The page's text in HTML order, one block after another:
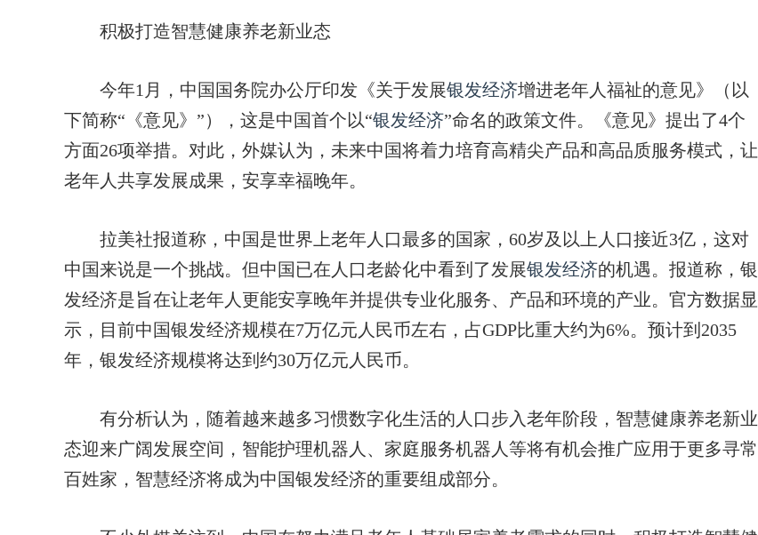
积极打造智慧健康养老新业态
今年1月，中国国务院办公厅印发《关于发展银发经济增进老年人福祉的意见》（以
下简称“《意见》”），这是中国首个以“银发经济”命名的政策文件。《意见》提出了4个
方面26项举措。对此，外媒认为，未来中国将着力培育高精尖产品和高品质服务模式，让
老年人共享发展成果，安享幸福晚年。
拉美社报道称，中国是世界上老年人口最多的国家，60岁及以上人口接近3亿，这对
中国来说是一个挑战。但中国已在人口老龄化中看到了发展银发经济的机遇。报道称，银
发经济是旨在让老年人更能安享晚年并提供专业化服务、产品和环境的产业。官方数据显
示，目前中国银发经济规模在7万亿元人民币左右，占GDP比重大约为6%。预计到2035
年，银发经济规模将达到约30万亿元人民币。
有分析认为，随着越来越多习惯数字化生活的人口步入老年阶段，智慧健康养老新业
态迎来广阔发展空间，智能护理机器人、家庭服务机器人等将有机会推广应用于更多寻常
百姓家，智慧经济将成为中国银发经济的重要组成部分。